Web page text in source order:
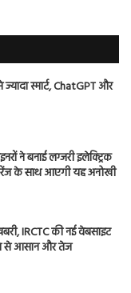
स्मार्ट, ChatGPT और
ने बनाई लग्जरी इलेक्ट्रिक
रेंज के साथ आएगी यह अनोखी
IRCTC की नई वेबसाइट
से आसान और तेज